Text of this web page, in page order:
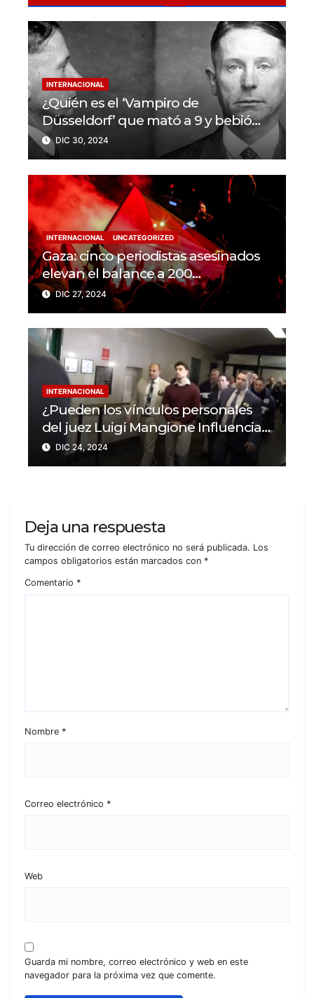
INTERNACIONAL
¿Quién es el ‘Vampiro de
Düsseldorf’ que mató a 9 y bebió
sangre de sus víctimas?
DIC 30, 2024
INTERNACIONAL UNCATEGORIZED
Gaza: cinco periodistas asesinados
elevan el balance a 200
trabajadores de la prensa muertos
en 2024
DIC 27, 2024
INTERNACIONAL
¿Pueden los vínculos personales
del juez Luigi Mangione Influenciar
el caso del CEO de
UnitedHealthcare?
DIC 24, 2024
Deja una respuesta
Tu dirección de correo electrónico no será publicada. Los
campos obligatorios están marcados con *
Comentario *
Nombre *
Correo electrónico *
Web
Guarda mi nombre, correo electrónico y web en este
navegador para la próxima vez que comente.